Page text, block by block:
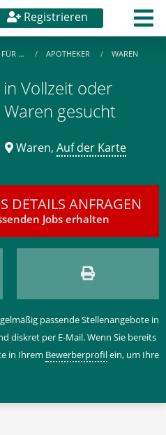
Registrieren
FÜR … APOTHEKER WAREN
Vollzeit oder
gesucht
Waren, Auf der Karte
DETAILS ANFRAGEN
Jobs erhalten
passende Stellenangebote in
diskret per E-Mail. Wenn Sie bereits
in Ihrem Bewerberprofilein, um Ihre